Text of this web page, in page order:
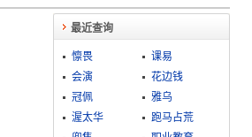
最近查询
懔畏
课易
会演
花边钱
冠佩
雅乌
渥太华
跑马占荒